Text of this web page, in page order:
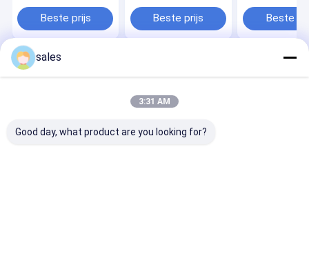
Beste prijs
cementbestrating
Beste prijs Beste
ons
ons
Site
Sitemap
Privacy Policy
All Rights Reserved.
sales
3:31 AM
Good day, what product are you looking for?